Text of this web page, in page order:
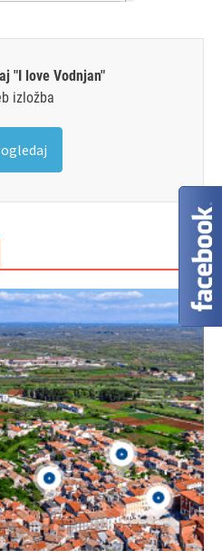
"I love Vodnjan"
izložba